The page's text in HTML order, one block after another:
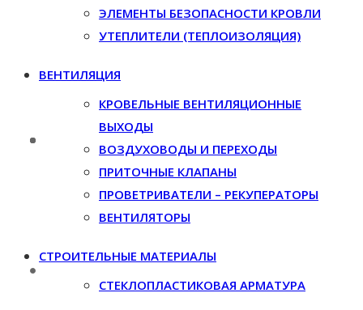
ЭЛЕМЕНТЫ БЕЗОПАСНОСТИ КРОВЛИ
УТЕПЛИТЕЛИ (ТЕПЛОИЗОЛЯЦИЯ)
ВЕНТИЛЯЦИЯ
КРОВЕЛЬНЫЕ ВЕНТИЛЯЦИОННЫЕ
ВЫХОДЫ
ВОЗДУХОВОДЫ И ПЕРЕХОДЫ
ПРИТОЧНЫЕ КЛАПАНЫ
ПРОВЕТРИВАТЕЛИ – РЕКУПЕРАТОРЫ
ВЕНТИЛЯТОРЫ
СТРОИТЕЛЬНЫЕ МАТЕРИАЛЫ
СТЕКЛОПЛАСТИКОВАЯ АРМАТУРА